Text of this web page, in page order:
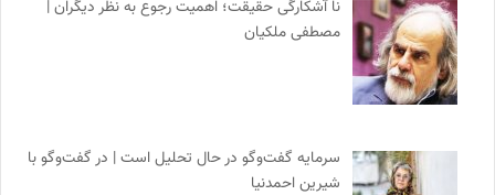
نا آشکارگی حقیقت؛ اهمیت رجوع به نظر دیگران |
مصطفی ملکیان
سرمایه گفت‌وگو در حال تحلیل است | در گفت‌وگو با
شیرین احمدنیا